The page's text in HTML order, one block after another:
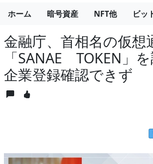
ホーム 暗号資産 NFT他 ビッ
金融庁、首相名の仮想
「SANAE TOKEN」
企業登録確認できず